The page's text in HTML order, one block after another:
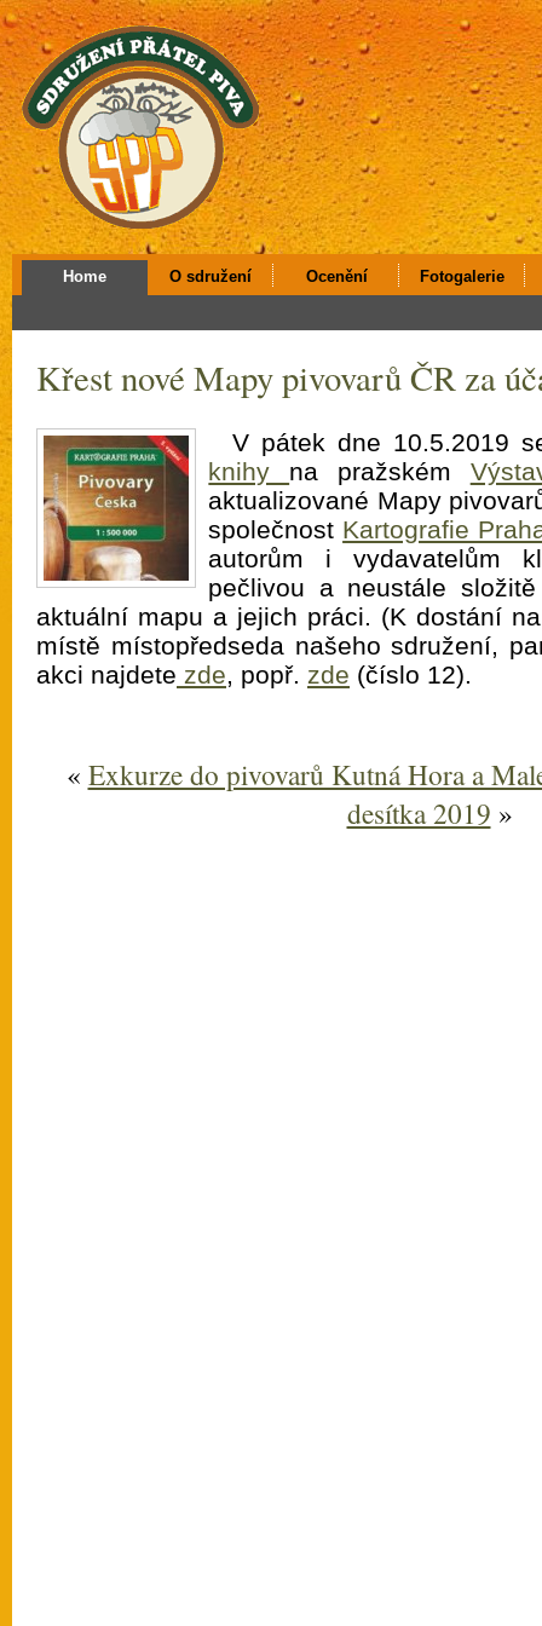
Home O sdružení Ocenění Fotogalerie
Křest nové Mapy pivovarů ČR za
V pátek dne 10.5.2019
knihy na pražském
aktualizované Mapy
společnost Kartografie
autorům i vydavatelům
pečlivou a neustále
aktuální mapu a jejich práci. (K dostání
místě místopředseda našeho sdružení,
akci najdete zde, popř. zde (číslo 12).
« Exkurze do pivovarů Kutná Hora a
desítka 2019 »